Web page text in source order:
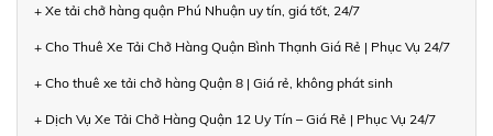
+ Xe tải chở hàng quận Phú Nhuận uy tín, giá tốt, 24/7
+ Cho Thuê Xe Tải Chở Hàng Quận Bình Thạnh Giá Rẻ | Phục Vụ 24/7
+ Cho thuê xe tải chở hàng Quận 8 | Giá rẻ, không phát sinh
+ Dịch Vụ Xe Tải Chở Hàng Quận 12 Uy Tín – Giá Rẻ | Phục Vụ 24/7